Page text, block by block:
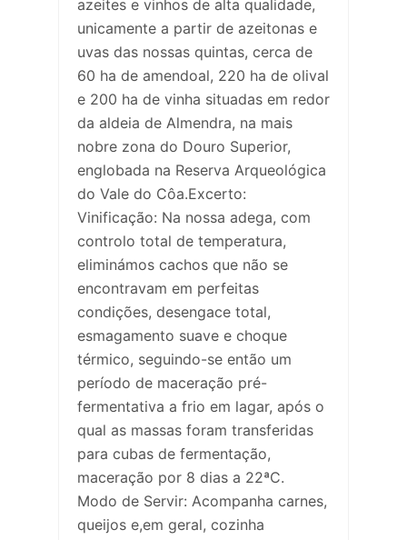
azeites e vinhos de alta qualidade,
unicamente a partir de azeitonas e
uvas das nossas quintas, cerca de
60 ha de amendoal, 220 ha de olival
e 200 ha de vinha situadas em redor
da aldeia de Almendra, na mais
nobre zona do Douro Superior,
englobada na Reserva Arqueológica
do Vale do Côa.Excerto:
Vinificação: Na nossa adega, com
controlo total de temperatura,
eliminámos cachos que não se
encontravam em perfeitas
condições, desengace total,
esmagamento suave e choque
térmico, seguindo-se então um
período de maceração pré-
fermentativa a frio em lagar, após o
qual as massas foram transferidas
para cubas de fermentação,
maceração por 8 dias a 22ªC.
Modo de Servir: Acompanha carnes,
queijos e,em geral, cozinha